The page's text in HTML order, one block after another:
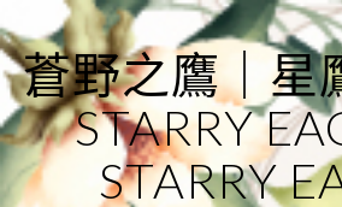
to
content
蒼野之鷹｜星
STARRY
STARRY